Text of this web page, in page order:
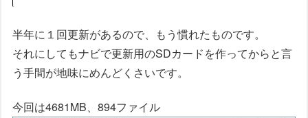
半年に１回更新があるので、もう慣れたものです。
それにしてもナビで更新用のSDカードを作ってからと言
う手間が地味にめんどくさいです。
今回は4681MB、894ファイル